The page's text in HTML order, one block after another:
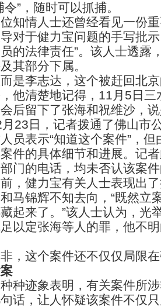
令”，随时可以抓捕。
情人士还曾经看见一份重
对于健力宝问题的手写批
的法律责任”。该人士透露
其部分下属。
李志达，这个被赶回北京
他清楚地记得，11月5日
后留下了张海和祝维沙，说
日，记者拨通了佛山市公
员表示“知道这个案件”，
件的具体细节和进展。记
门的电话，均未否认该案
健力宝有关人士表现出了
马锦辉不知去向，“既然立
起来了。”该人士认为，光
以定张海等人的罪，他不
这个案件还不仅仅局限在
迹象表明，有关案件所涉
话，让人怀疑该案件不仅